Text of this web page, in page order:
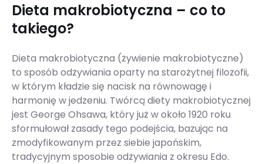
Dieta makrobiotyczna – co to
takiego?
Dieta makrobiotyczna (żywienie makrobiotyczne)
to sposób odżywiania oparty na starożytnej filozofii,
w którym kładzie się nacisk na równowagę i
harmonię w jedzeniu. Twórcą diety makrobiotycznej
jest George Ohsawa, który już w około 1920 roku
sformułował zasady tego podejścia, bazując na
zmodyfikowanym przez siebie japońskim,
tradycyjnym sposobie odżywiania z okresu Edo.